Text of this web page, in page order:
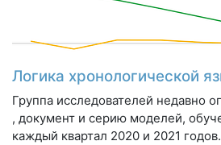
Логика хронологической
Группа исследователей недавно
, документ и серию моделей,
каждый квартал 2020 и 2021